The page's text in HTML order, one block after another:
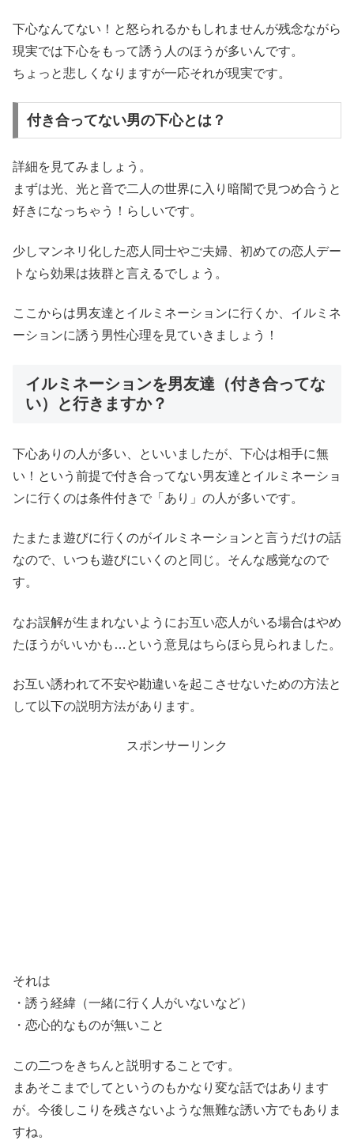
下心なんてない！と怒られるかもしれませんが残念ながら
現実では下心をもって誘う人のほうが多いんです。
ちょっと悲しくなりますが一応それが現実です。
付き合ってない男の下心とは？
詳細を見てみましょう。
まずは光、光と音で二人の世界に入り暗闇で見つめ合うと
好きになっちゃう！らしいです。
少しマンネリ化した恋人同士やご夫婦、初めての恋人デー
トなら効果は抜群と言えるでしょう。
ここからは男友達とイルミネーションに行くか、イルミネ
ーションに誘う男性心理を見ていきましょう！
イルミネーションを男友達（付き合ってな
い）と行きますか？
下心ありの人が多い、といいましたが、下心は相手に無
い！という前提で付き合ってない男友達とイルミネーショ
ンに行くのは条件付きで「あり」の人が多いです。
たまたま遊びに行くのがイルミネーションと言うだけの話
なので、いつも遊びにいくのと同じ。そんな感覚なので
す。
なお誤解が生まれないようにお互い恋人がいる場合はやめ
たほうがいいかも…という意見はちらほら見られました。
お互い誘われて不安や勘違いを起こさせないための方法と
して以下の説明方法があります。
スポンサーリンク
それは
・誘う経緯（一緒に行く人がいないなど）
・恋心的なものが無いこと
この二つをきちんと説明することです。
まあそこまでしてというのもかなり変な話ではあります
が。今後しこりを残さないような無難な誘い方でもありま
すね。